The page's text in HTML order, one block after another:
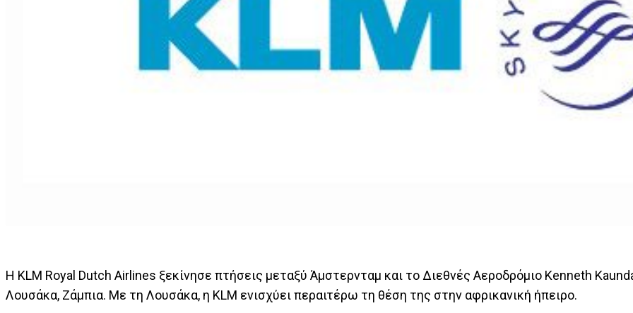
Η KLM Royal Dutch Airlines ξεκίνησε πτήσεις μεταξύ Άμστερνταμ και το Διεθνές Αεροδρόμιο Kenneth
Λουσάκα, Ζάμπια. Με τη Λουσάκα, η KLM ενισχύει περαιτέρω τη θέση της στην αφρικανική ήπειρο.